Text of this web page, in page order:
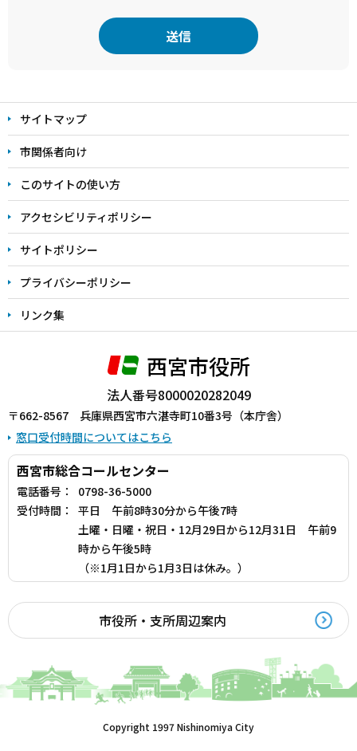
文
こ
こ
ま
で
サイトマップ
市関係者向け
このサイトの使い方
アクセシビリティポリシー
サイトポリシー
プライバシーポリシー
リンク集
西宮市役所
法人番号8000020282049
〒662-8567 兵庫県西宮市六湛寺町10番3号（本庁舎）
窓口受付時間についてはこちら
西宮市総合コールセンター
電話番号：
0798-36-5000
受付時間：
平日 午前8時30分から午後7時
土曜・日曜・祝日・12月29日から12月31日 午前9
時から午後5時
（※1月1日から1月3日は休み。）
市役所・支所周辺案内
Copyright 1997 Nishinomiya City